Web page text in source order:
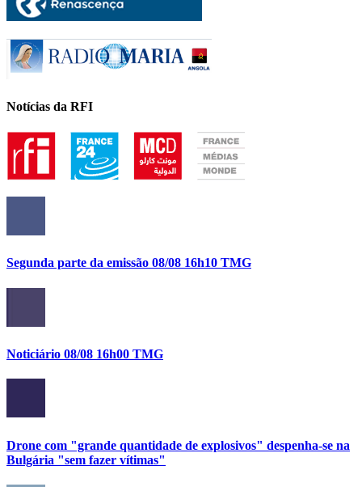
Notícias da RFI
Segunda parte da emissão 08/08 16h10 TMG
Noticiário 08/08 16h00 TMG
Drone com "grande quantidade de explosivos" despenha-se na
Bulgária "sem fazer vítimas"